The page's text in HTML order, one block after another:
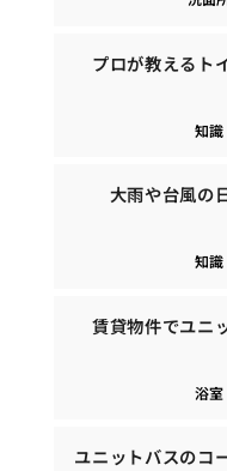
プロが教えるト
知識
大雨や台風の
知識
賃貸物件でユニ
浴室
ユニットバスのコ